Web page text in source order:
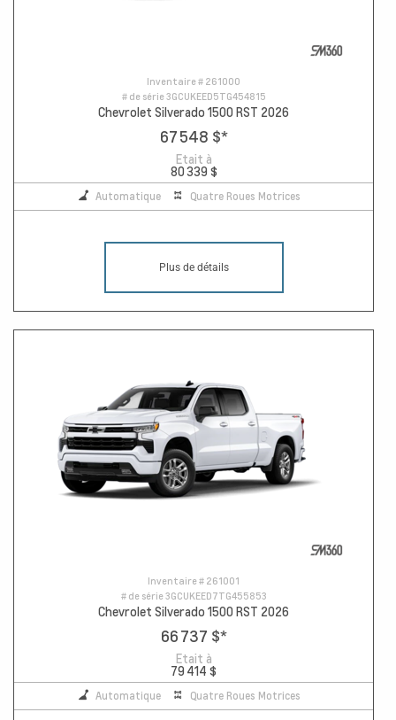
Inventaire # 261000
# de série3GCUKEED5TG454815
Chevrolet Silverado 1500 RST 2026
67 548 $*
Etait à
80 339 $
Automatique Quatre Roues Motrices
Plus de détails
Inventaire # 261001
# de série3GCUKEED7TG455853
Chevrolet Silverado 1500 RST 2026
66 737 $*
Etait à
79 414 $
Automatique Quatre Roues Motrices